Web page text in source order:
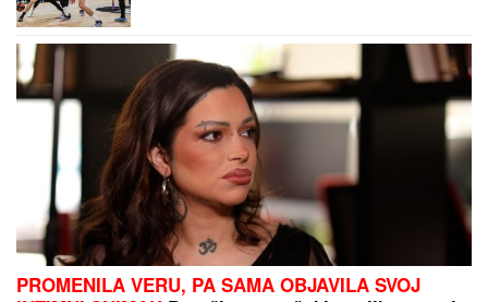
NOVAK ĐOKOVIĆ REAGOVAO ZBOG
SLIKE BIVŠEG MUŽA DRAGANE
MIRKOVIĆToni Bijelić se pohvalio!
Potez slavnog tenisera iznenadio sve
- o ovome se i dalje priča